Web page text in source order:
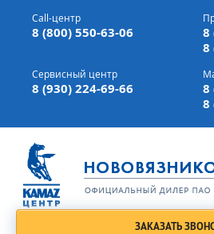
г. Вязники,ул. Механизаторов, д 90
Доставка а/м,по всей России
Call-центр
8 (800) 550-63-06
8
8
Сервисный центр
8 (930) 224-69-66
8
8
ЗАКАЗАТЬ